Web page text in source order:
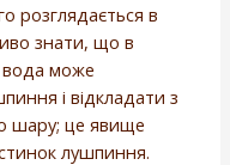
розглядається в
знати, що в
вода може
і відкладати з
шару; це явище
лушпиння.